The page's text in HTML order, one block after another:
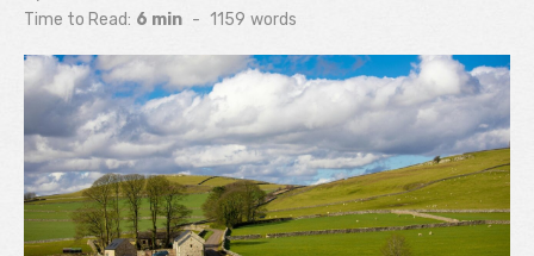
on
Time to Read: 6 min - 1159 words